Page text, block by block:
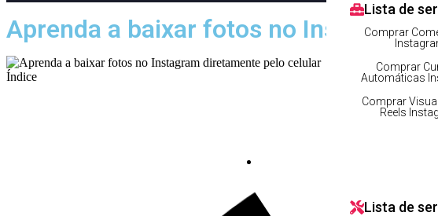
Lista de
Comprar
Comprar
Automáticas
Comprar
Reels
Lista de
Aprenda a baixar fotos no Instagram
Índice